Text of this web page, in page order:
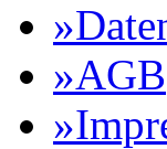
»AGB